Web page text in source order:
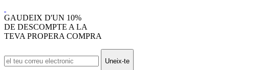
GAUDEIX D'UN 10%
DE DESCOMPTE A LA
TEVA PROPERA COMPRA
Uneix-te